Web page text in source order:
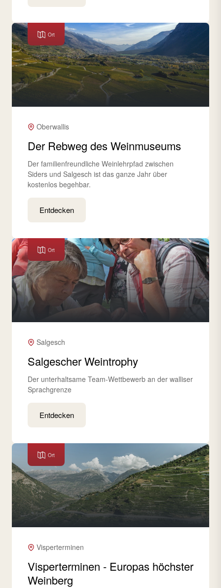
Ort
Oberwallis
Der Rebweg des Weinmuseums
Der familienfreundliche Weinlehrpfad zwischen
Siders und Salgesch ist das ganze Jahr über
kostenlos begehbar.
Entdecken
Ort
Salgesch
Salgescher Weintrophy
Der unterhaltsame Team-Wettbewerb an der walliser
Sprachgrenze
Entdecken
Ort
Visperterminen
Visperterminen - Europas höchster
Weinberg